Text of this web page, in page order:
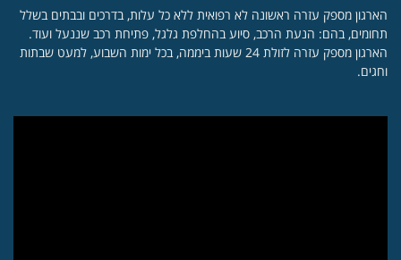
הארגון מספק עזרה ראשונה לא רפואית ללא כל עלות, בדרכים ובבתים בשלל
תחומים, בהם: הנעת הרכב, סיוע בהחלפת גלגל, פתיחת רכב שננעל ועוד.
הארגון מספק עזרה לזולת 24 שעות ביממה, בכל ימות השבוע, למעט שבתות
וחגים.